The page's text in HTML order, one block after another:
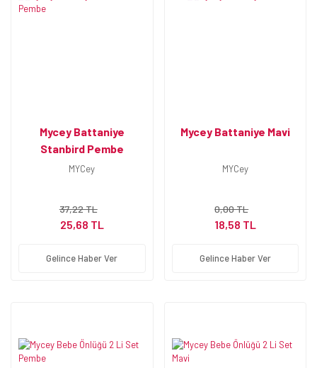
Mycey Battaniye
Stanbird Pembe
MYCey
37,22 TL
25,68 TL
Gelince Haber Ver
Mycey Battaniye Mavi
MYCey
0,00 TL
18,58 TL
Gelince Haber Ver